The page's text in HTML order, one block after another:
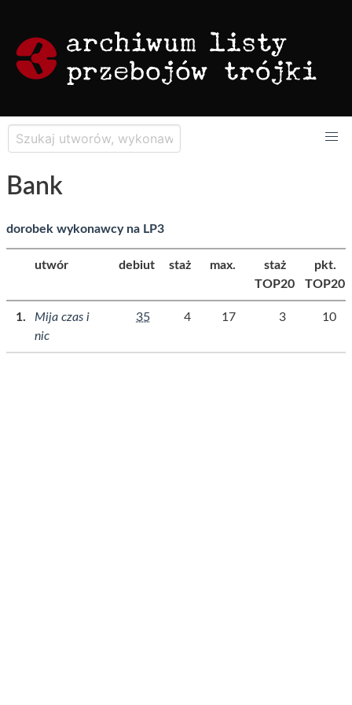
Bank
dorobek wykonawcy na LP3
utwór debiut staż max.
staż
TOP20
pkt.
TOP20
Mija czas i
nic
35 4 17 3 10